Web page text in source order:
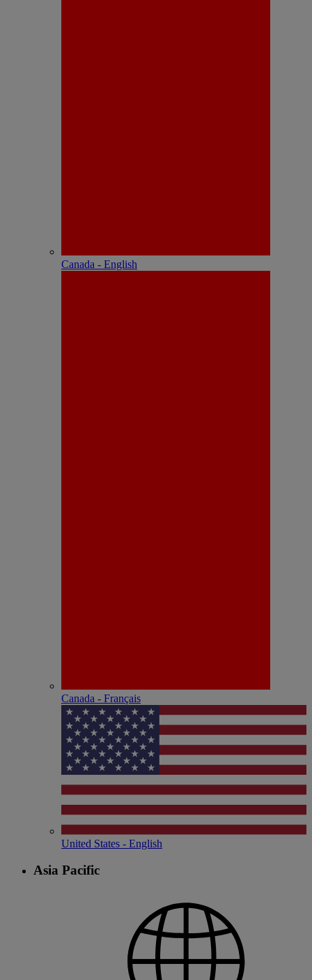
Canada - English
Canada - Français
United States - English
Asia Pacific